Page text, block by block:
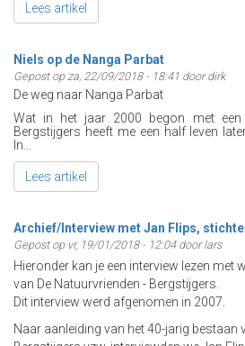
Lees artikel
Niels op de Nanga Parbat
Gepost op za, 22/09/2018 - 18:41 door dirk
De weg naar Nanga Parbat
Wat in het jaar 2000 begon met
Bergstijgers heeft me een half leven
In...
Lees artikel
Archief/Interview met Jan Flips,
Gepost op vr, 19/01/2018 - 12:04 door lars
Hieronder kan je een interview lezen met
van De Natuurvrienden - Bergstijgers.
Dit interview werd afgenomen in 2007.
Naar aanleiding van het 40-jarig bestaan